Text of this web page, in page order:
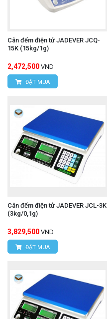
Cân đếm điện tử JADEVER JCQ-
15K (15kg/1g)
2,472,500 VND
ĐẶT MUA
Cân đếm điện tử JADEVER JCL-3K
(3kg/0,1g)
3,829,500 VND
ĐẶT MUA